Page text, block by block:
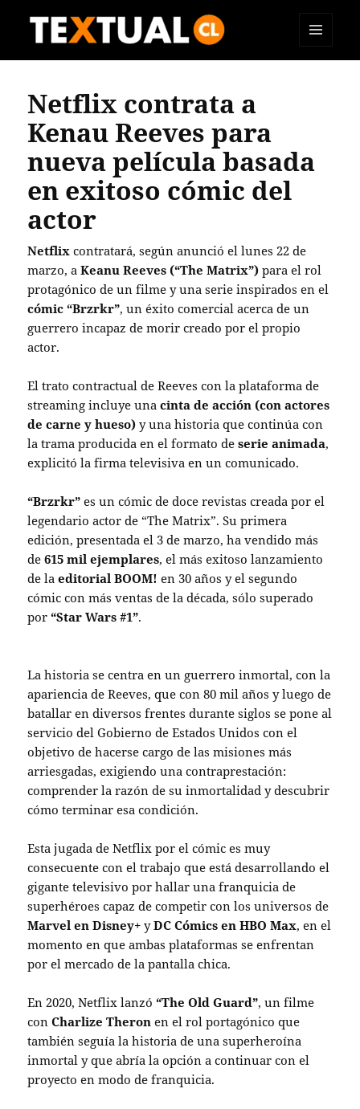
Netflix contrata a
Kenau Reeves para
nueva película basada
en exitoso cómic del
actor
Netflix contratará, según anunció el lunes 22 de
marzo, aKeanu Reeves (“The Matrix”) para el rol
protagónico de un filme y una serie inspirados en el
cómic “Brzrkr”, un éxito comercial acerca de un
guerrero incapaz de morir creado por el propio
actor.
El trato contractual de Reeves con la plataforma de
streaming incluye unacinta de acción (con actores
de carne y hueso) y una historia que continúa con
la trama producida en el formato deserie animada,
explicitó la firma televisiva en un comunicado.
“Brzrkr” es un cómic de doce revistas creada por el
legendario actor de “The Matrix”. Su primera
edición, presentada el 3 de marzo, ha vendido más
de615 mil ejemplares, el más exitoso lanzamiento
de laeditorial BOOM! en 30 años y el segundo
cómic con más ventas de la década, sólo superado
por“Star Wars #1”.
La historia se centra en un guerrero inmortal, con la
apariencia de Reeves, que con 80 mil años y luego de
batallar en diversos frentes durante siglos se pone al
servicio del Gobierno de Estados Unidos con el
objetivo de hacerse cargo de las misiones más
arriesgadas, exigiendo una contraprestación:
comprender la razón de su inmortalidad y descubrir
cómo terminar esa condición.
Esta jugada de Netflix por el cómic es muy
consecuente con el trabajo que está desarrollando el
gigante televisivo por hallar una franquicia de
superhéroes capaz de competir con los universos de
Marvel en Disney+ yDC Cómics en HBO Max, en el
momento en que ambas plataformas se enfrentan
por el mercado de la pantalla chica.
En 2020, Netflix lanzó“The Old Guard”, un filme
conCharlize Theron en el rol portagónico que
también seguía la historia de una superheroína
inmortal y que abría la opción a continuar con el
proyecto en modo de franquicia.